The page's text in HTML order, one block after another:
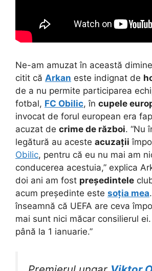
Ne-am amuzat în această
citit că Arkan este indignat de
de a nu permite participarea
fotbal, FC Obilic, în cupele
invocat de forul european era
acuzat de crime de război. “Nu
legătură au aceste acuzații
Obilic, pentru că eu nu mai am
conducerea acestuia,” explica
doi ani am fost președintele
acum președinte este soția mea
înseamnă că UEFA are ceva
mai sunt nici măcar consilierul
până la 1 ianuarie.”